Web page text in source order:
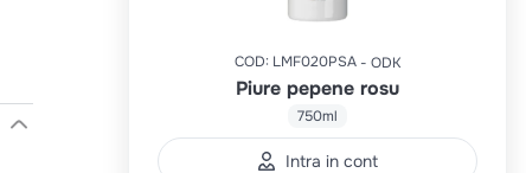
COD: LMF020PSA ODK
Piure pepene rosu
750ml
Intra in cont